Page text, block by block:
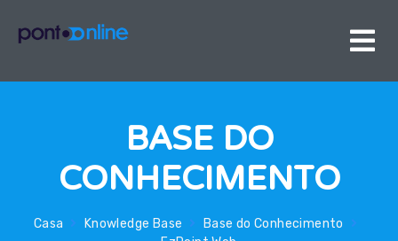
BASE DO
CONHECIMENTO
Casa Knowledge Base
Base do Conhecimento